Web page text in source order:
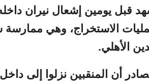
قبل يومين إشعال نيران
الاستخراج، وهي
الأهلي.
أن المنقبين نزلوا إلى